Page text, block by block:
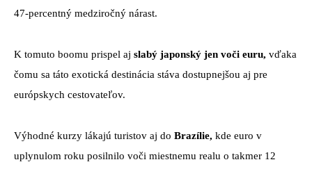
47-percentný medziročný nárast.
K tomuto boomu prispel aj slabý japonský jen voči euru, vďaka
čomu sa táto exotická destinácia stáva dostupnejšou aj pre
európskych cestovateľov.
Výhodné kurzy lákajú turistov aj do Brazílie, kde euro v
uplynulom roku posilnilo voči miestnemu realu o takmer 12